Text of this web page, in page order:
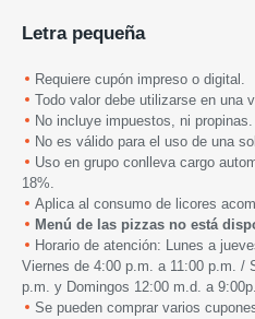
Letra pequeña
Requiere cupón impreso o digital.
Todo valor debe utilizarse en una
No incluye impuestos, ni propinas.
No es válido para el uso de una
Uso en grupo conlleva cargo
18%.
Aplica al consumo de licores
Menú de las pizzas no está
Horario de atención: Lunes a
Viernes de 4:00 p.m. a 11:00 p.m. /
p.m. y Domingos 12:00 m.d. a
Se pueden comprar varios